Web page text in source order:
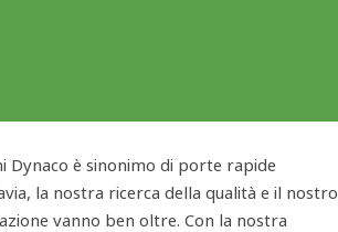
Dynaco è sinonimo di porte rapide
la nostra ricerca della qualità e il nostro
vanno ben oltre. Con la nostra